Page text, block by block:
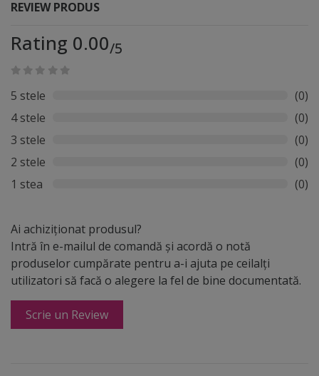
REVIEW PRODUS
Rating 0.00/5
5 stele
(0)
4 stele
(0)
3 stele
(0)
2 stele
(0)
1 stea
(0)
Ai achiziționat produsul?
Intră în e-mailul de comandă și acordă o notă
produselor cumpărate pentru a-i ajuta pe ceilalți
utilizatori să facă o alegere la fel de bine documentată.
Scrie un Review